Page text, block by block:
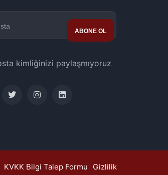
kimliğinizi paylaşmıyoruz
KVKK Bilgi Talep Formu Gizlilik